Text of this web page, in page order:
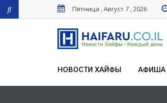
Пятница , Август 7 , 2026
НОВОСТИ ХАЙФЫ АФИША